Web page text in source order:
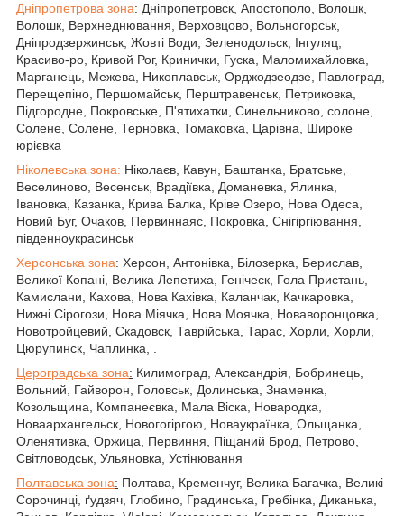
Дніпропетрова зона: Дніпропетровск, Апостополо, Волошк,
Волошк, Верхнеднювання, Верховцово, Вольногорськ,
Дніпродзержинськ, Жовті Води, Зеленодольск, Інгуляц,
Красиво-ро, Кривой Рог, Кринички, Гуска, Маломихайловка,
Марганець, Межева, Никоплавськ, Орджодзеодзе, Павлоград,
Перещепіно, Першомайськ, Перштравенськ, Петриковка,
Підгородне, Покровське, П'ятихатки, Синельниково, солоне,
Солене, Солене, Терновка, Томаковка, Царівна, Широке
юрієвка
Ніколевська зона: Ніколаєв, Кавун, Баштанка, Братське,
Веселиново, Весенськ, Врадіївка, Доманевка, Ялинка,
Івановка, Казанка, Крива Балка, Кріве Озеро, Нова Одеса,
Новий Буг, Очаков, Первиннаяс, Покровка, Снігіргіювання,
південноукрасинськ
Херсонська зона: Херсон, Антонівка, Білозерка, Берислав,
Великої Копані, Велика Лепетиха, Геніческ, Гола Пристань,
Камислани, Кахова, Нова Кахівка, Каланчак, Качкаровка,
Нижні Сірогози, Нова Міячка, Нова Моячка, Новаворонцовка,
Новотройцевий, Скадовск, Таврійська, Тарас, Хорли, Хорли,
Цюрупинск, Чаплинка, .
Цероградська зона: Килимоград, Александрія, Бобринець,
Вольний, Гайворон, Головськ, Долинська, Знаменка,
Козольщина, Компанеєвка, Мала Віска, Новародка,
Новаархангельск, Новогогіргою, Новаукраїнка, Ольщанка,
Оленятивка, Оржица, Первиння, Піщаний Брод, Петрово,
Світловодськ, Ульяновка, Устінювання
Полтавська зона: Полтава, Кременчуг, Велика Багачка, Великі
Сорочинці, ґудзяч, Глобино, Градинська, Гребінка, Диканька,